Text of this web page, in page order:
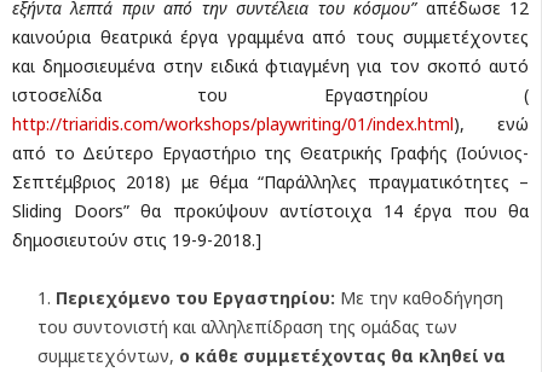
εξήντα λεπτά πριν από την συντέλεια του κόσμου”απέδωσε 12
καινούρια θεατρικά έργα γραμμένα από τους συμμετέχοντες
και δημοσιευμένα στην ειδικά φτιαγμένη για τον σκοπό αυτό
ιστοσελίδα του Εργαστηρίου (
http://triaridis.com/workshops/playwriting/01/index.html), ενώ
από το Δεύτερο Εργαστήριο της Θεατρικής Γραφής (Ιούνιος-
Σεπτέμβριος 2018) με θέμα “Παράλληλες πραγματικότητες –
Sliding Doors” θα προκύψουν αντίστοιχα 14 έργα που θα
δημοσιευτούν στις 19-9-2018.]
Περιεχόμενο του Εργαστηρίου: Με την καθοδήγηση
του συντονιστή και αλληλεπίδραση της ομάδας των
συμμετεχόντων, ο κάθε συμμετέχοντας θα κληθεί να